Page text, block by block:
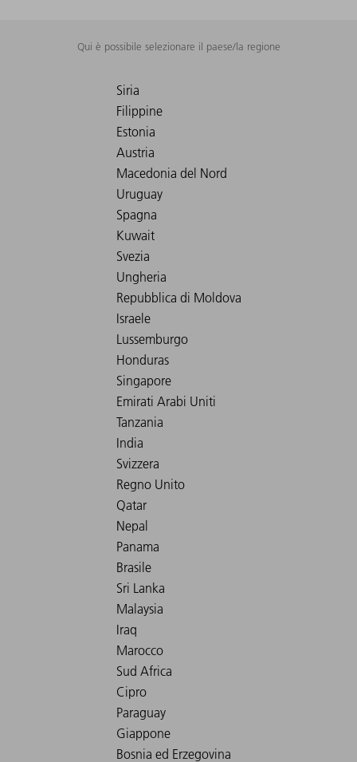
Qui è possibile selezionare il paese/la regione